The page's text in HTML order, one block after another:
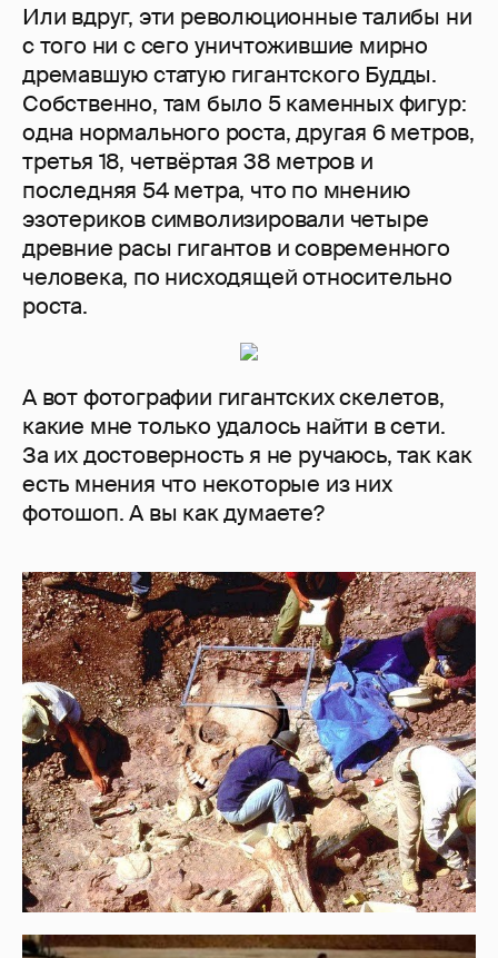
Или вдруг, эти революционные талибы ни
с того ни с сего уничтожившие мирно
дремавшую статую гигантского Будды.
Собственно, там было 5 каменных фигур:
одна нормального роста, другая 6 метров,
третья 18, четвёртая 38 метров и
последняя 54 метра, что по мнению
эзотериков символизировали четыре
древние расы гигантов и современного
человека, по нисходящей относительно
роста.
А вот фотографии гигантских скелетов,
какие мне только удалось найти в сети.
За их достоверность я не ручаюсь, так как
есть мнения что некоторые из них
фотошоп. А вы как думаете?